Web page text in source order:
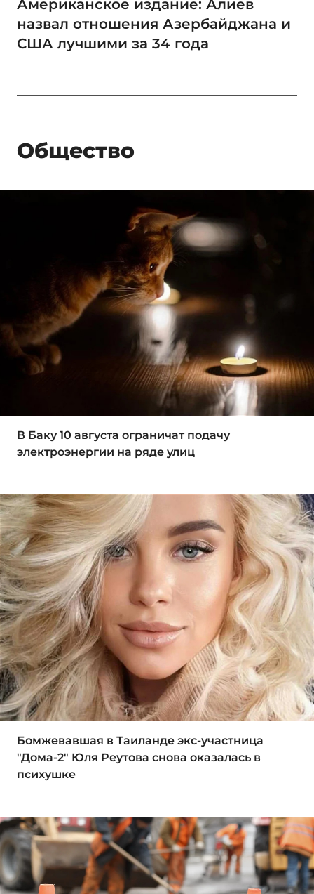
Американское издание: Алиев
назвал отношения Азербайджана и
США лучшими за 34 года
Общество
В Баку 10 августа ограничат подачу
электроэнергии на ряде улиц
Бомжевавшая в Таиланде экс-участница
"Дома-2" Юля Реутова снова оказалась в
психушке